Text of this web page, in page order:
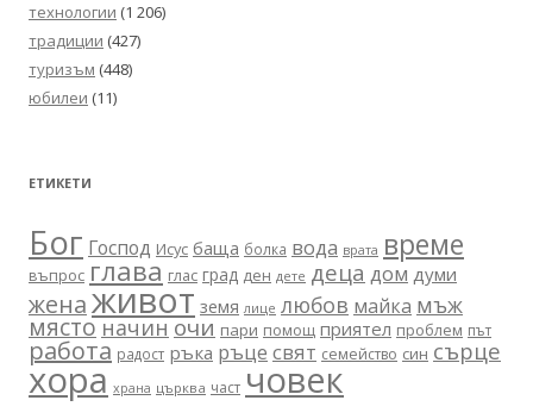
технологии (1 206)
традиции (427)
туризъм (448)
юбилеи (11)
ЕТИКЕТИ
Бог Господ Исус баща болка вода врата време
въпрос глава глас град ден дете деца дом думи
женаживот земя лице любов майка мъж
мястоначиночи пари помощ приятел проблем път
работа радост ръка ръце свят семейство син сърце
хора храна църква част човек